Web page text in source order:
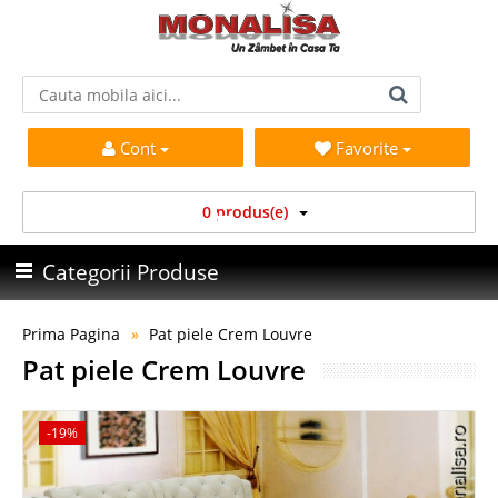
Cont Favorite
0 produs(e)
Categorii Produse
Prima Pagina Pat piele Crem Louvre
Pat piele Crem Louvre
-19%